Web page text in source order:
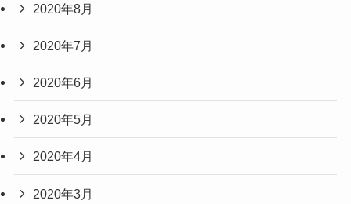
2020年8月
2020年7月
2020年6月
2020年5月
2020年4月
2020年3月